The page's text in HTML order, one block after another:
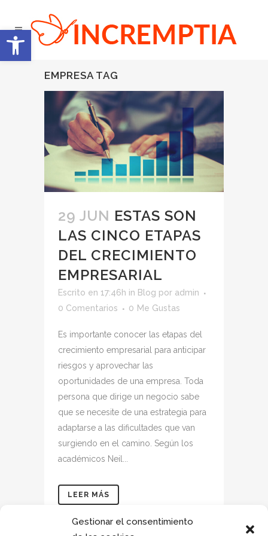
Abrir barra de herramientas
Gestionar el consentimiento
EMPRESA TAG
29 JUN ESTAS SON
LAS CINCO ETAPAS
DEL CRECIMIENTO
EMPRESARIAL
Escrito en 17:46h in Blog por admin
0 Comentarios
0 Me Gustas
Es importante conocer las etapas del
crecimiento empresarial para anticipar
riesgos y aprovechar las
oportunidades de una empresa. Toda
persona que dirige un negocio sabe
que se necesite de una estrategia para
adaptarse a las dificultades que van
surgiendo en el camino. Según los
académicos Neil...
LEER MÁS